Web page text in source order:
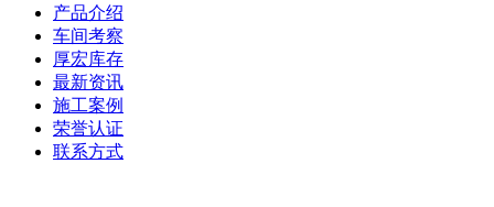
产品介绍
车间考察
厚宏库存
最新资讯
施工案例
荣誉认证
联系方式